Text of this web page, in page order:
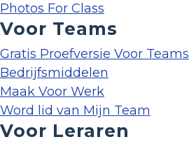
Photos For Class
Voor Teams
Gratis Proefversie Voor Teams
Bedrijfsmiddelen
Maak Voor Werk
Word lid van Mijn Team
Voor Leraren